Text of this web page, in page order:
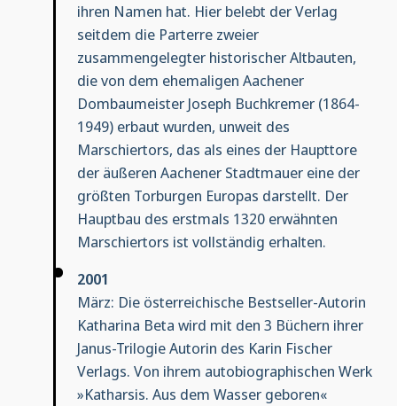
ihren Namen hat. Hier belebt der Verlag
seitdem die Parterre zweier
zusammengelegter historischer Altbauten,
die von dem ehemaligen Aachener
Dombaumeister Joseph Buchkremer (1864-
1949) erbaut wurden, unweit des
Marschiertors, das als eines der Haupttore
der äußeren Aachener Stadtmauer eine der
größten Torburgen Europas darstellt. Der
Hauptbau des erstmals 1320 erwähnten
Marschiertors ist vollständig erhalten.
2001
März: Die österreichische Bestseller-Autorin
Katharina Beta wird mit den 3 Büchern ihrer
Janus-Trilogie Autorin des Karin Fischer
Verlags. Von ihrem autobiographischen Werk
»Katharsis. Aus dem Wasser geboren«